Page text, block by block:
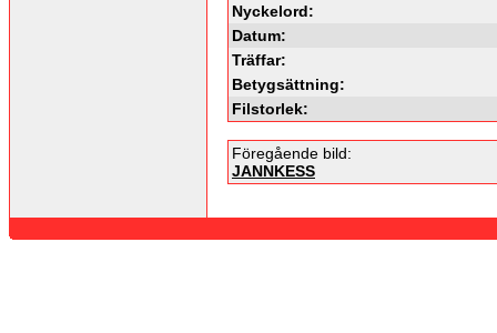
Nyckelord:
Datum:
Träffar:
Betygsättning:
Filstorlek:
Föregående bild:
JANNKESS